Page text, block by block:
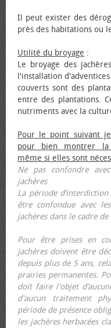
Il peut exister des
près des habitations ou
Utilité du broyage :
Le broyage des
l'installation
couverts sont des
entre des plantations.
nutriments avec la
Pour le point suivant
pour bien montrer la
même si elles sont
Ne pas confondre
jachères
La période
être confondue avec
jachères dans le cadre de
Pour être prises en
jachères doivent être
depuis plus de 5 ans,
prairies permanentes.
doit faire l'objet
d'aucun traitement
période de présence
les jachères herbacées